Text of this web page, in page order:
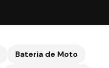
Bateria de Moto